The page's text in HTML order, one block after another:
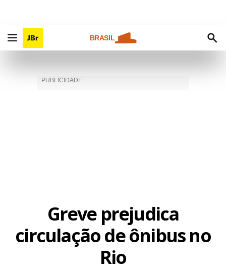
BRASIL
Greve prejudica
circulação de ônibus no
Rio